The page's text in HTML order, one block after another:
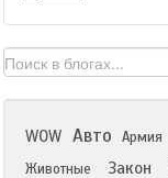
WOW Авто Армия
Животные
Закон